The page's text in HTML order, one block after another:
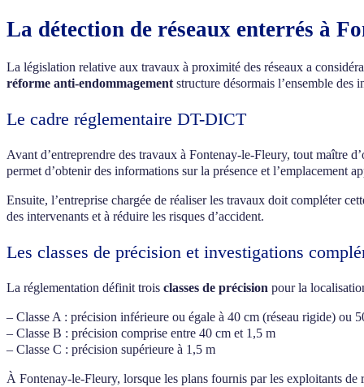
La détection de réseaux enterrés à
La législation relative aux travaux à proximité des réseaux a
réforme anti-endommagement structure désormais l’ensemble
Le cadre réglementaire DT-DICT
Avant d’entreprendre des travaux à Fontenay-le-Fleury, tout maître
permet d’obtenir des informations sur la présence et l’emplacement
Ensuite, l’entreprise chargée de réaliser les travaux doit compléter
des intervenants et à réduire les risques d’accident.
Les classes de précision et investigations
La réglementation définit trois classes de précision pour la
– Classe A : précision inférieure ou égale à 40 cm (réseau rigide) ou
– Classe B : précision comprise entre 40 cm et 1,5 m
– Classe C : précision supérieure à 1,5 m
À Fontenay-le-Fleury, lorsque les plans fournis par les exploitants de